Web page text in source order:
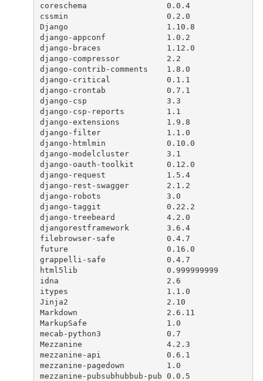
coreschema                 0.0.4
cssmin                     0.2.0
Django                     1.10.8
django-appconf             1.0.2
django-braces              1.12.0
django-compressor          2.2
django-contrib-comments    1.8.0
django-critical            0.1.1
django-crontab             0.7.1
django-csp                 3.3
django-csp-reports         1.1
django-extensions          1.9.8
django-filter              1.1.0
django-htmlmin             0.10.0
django-modelcluster        3.1
django-oauth-toolkit       0.12.0
django-request             1.5.4
django-rest-swagger        2.1.2
django-robots              3.0
django-taggit              0.22.2
django-treebeard           4.2.0
djangorestframework        3.6.4
filebrowser-safe           0.4.7
future                     0.16.0
grappelli-safe             0.4.7
html5lib                   0.999999999
idna                       2.6
itypes                     1.1.0
Jinja2                     2.10
Markdown                   2.6.11
MarkupSafe                 1.0
mecab-python3              0.7
Mezzanine                  4.2.3
mezzanine-api              0.6.1
mezzanine-pagedown         1.0
mezzanine-pubsubhubbub-pub 0.0.5